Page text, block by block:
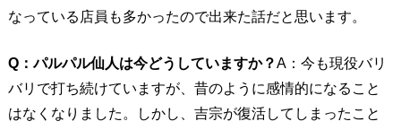
なっている店員も多かったので出来た話だと思います。
Q：パルパル仙人は今どうしていますか？A：今も現役バリ
バリで打ち続けていますが、昔のように感情的になること
はなくなりました。しかし、吉宗が復活してしまったこと